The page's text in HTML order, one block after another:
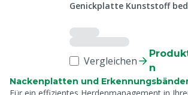
Genickplatte Kunststoff
Vergleichen
n
Nackenplatten und